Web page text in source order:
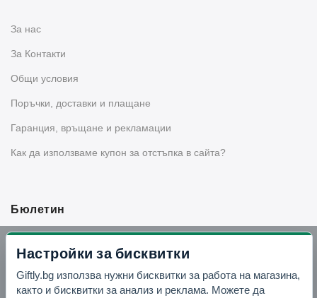
За нас
За Контакти
Общи условия
Поръчки, доставки и плащане
Гаранция, връщане и рекламации
Как да използваме купон за отстъпка в сайта?
Бюлетин
Вземи -10% отстъпка в Telegram
Отвори Telegram
Настройки за бисквитки
Giftly.bg използва нужни бисквитки за работа на магазина,
както и бисквитки за анализ и реклама. Можете да